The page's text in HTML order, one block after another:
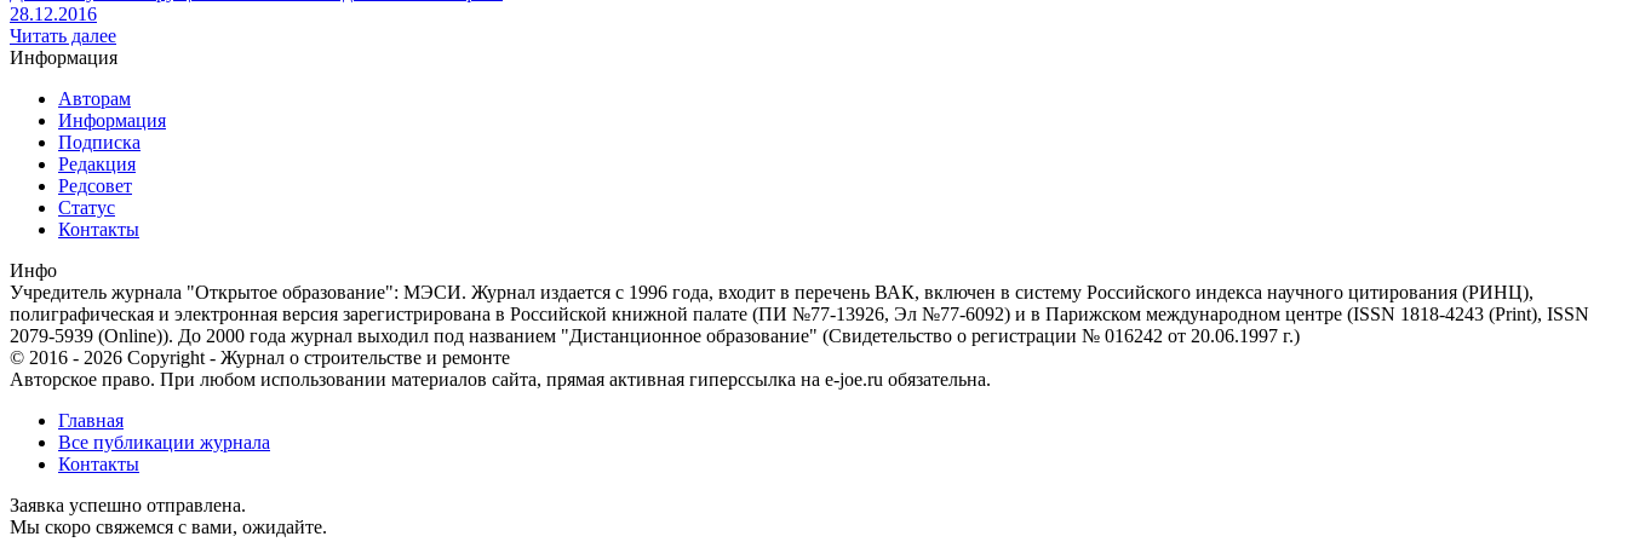
28.12.2016
Читать далее
Информация
Авторам
Информация
Подписка
Редакция
Редсовет
Статус
Контакты
Инфо
Учредитель журнала "Открытое образование": МЭСИ. Журнал издается с 1996 года, входит в перечень ВАК, включен в систему Российского индекса научного цитирования (РИНЦ),
полиграфическая и электронная версия зарегистрирована в Российской книжной палате (ПИ №77-13926, Эл №77-6092) и в Парижском международном центре (ISSN 1818-4243 (Print), ISSN
2079-5939 (Online)). До 2000 года журнал выходил под названием "Дистанционное образование" (Свидетельство о регистрации № 016242 от 20.06.1997 г.)
© 2016 - 2026 Copyright - Журнал о строительстве и ремонте
Авторское право. При любом использовании материалов сайта, прямая активная гиперссылка на e-joe.ru обязательна.
Главная
Все публикации журнала
Контакты
Заявка успешно отправлена.
Мы скоро свяжемся с вами, ожидайте.